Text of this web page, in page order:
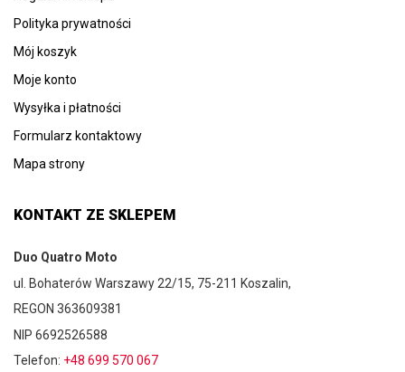
Polityka prywatności
Mój koszyk
Moje konto
Wysyłka i płatności
Formularz kontaktowy
Mapa strony
KONTAKT ZE SKLEPEM
Duo Quatro Moto
ul. Bohaterów Warszawy 22/15, 75-211 Koszalin,
REGON 363609381
NIP 6692526588
Telefon: +48 699 570 067